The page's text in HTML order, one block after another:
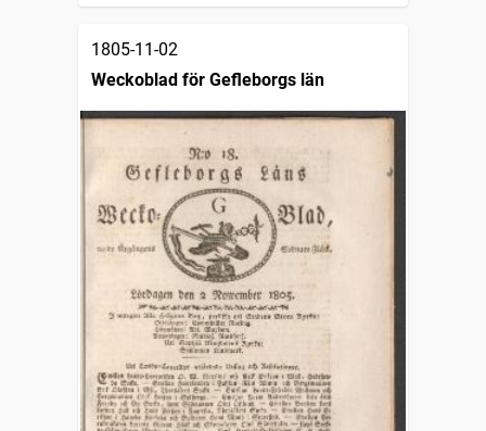
1805-11-02
Weckoblad för Gefleborgs län